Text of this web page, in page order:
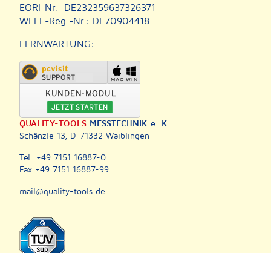
EORI-Nr.: DE232359637326371
WEEE-Reg.-Nr.: DE70904418
FERNWARTUNG:
QUALITY-TOOLS MESSTECHNIK e. K.
Schänzle 13, D-71332 Waiblingen
Tel. +49 7151 16887-0
Fax +49 7151 16887-99
mail@quality-tools.de